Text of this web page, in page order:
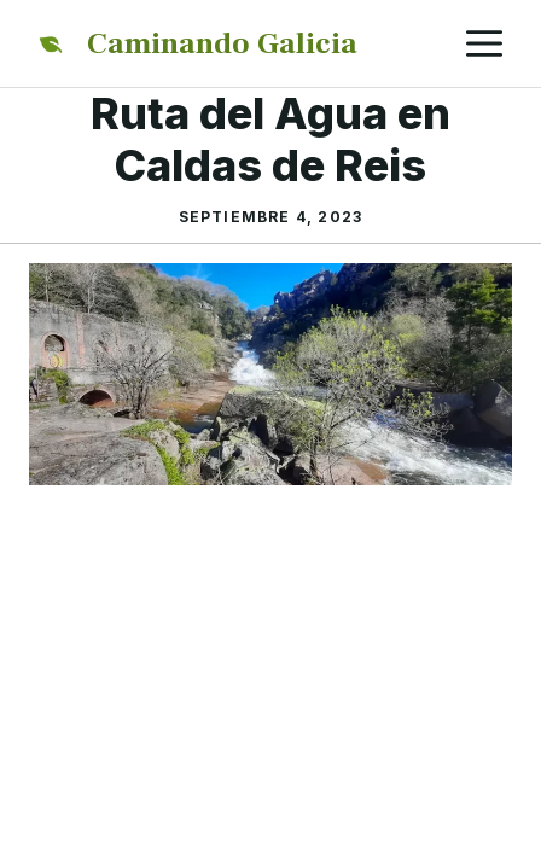
contenido
Caminando Galicia
Ruta del Agua en
Caldas de Reis
SEPTIEMBRE 4, 2023